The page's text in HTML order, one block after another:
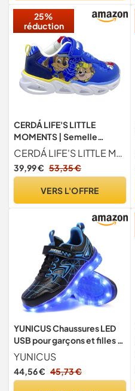
25%
réduction
CERDÁ LIFE'S LITTLE
MOMENTS | Semelle
Lumineuse LED pour
Enfants, Eva-Sports Lights
Paw Patrol Sportive
CERDÁ LIFE'S LITTLE MOMENTS
39,99 € 53,35 €
VERS L'OFFRE
YUNICUS Chaussures LED
USB pour garçons et filles -
Pour anniversaire,
Halloween, Noël, 813 bleu,
32 EU
YUNICUS
44,56 € 45,73 €